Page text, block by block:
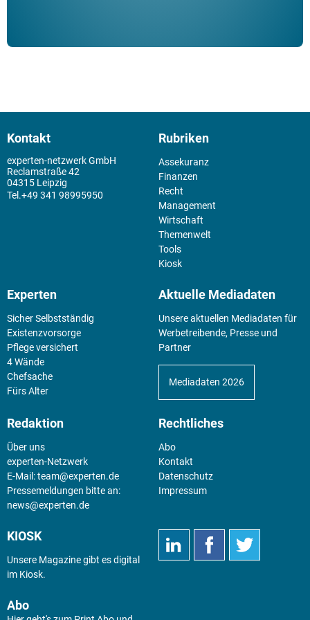
Kontakt
experten-netzwerk GmbH
Reclamstraße 42
04315 Leipzig
+49 341 98995950
Rubriken
Assekuranz
Finanzen
Recht
Management
Wirtschaft
Themenwelt
Tools
Kiosk
Experten
Sicher Selbstständig
Existenz­vorsorge
Pflege versichert
4 Wände
Chefsache
Fürs Alter
Aktuelle Mediadaten
Unsere aktuellen Mediadaten für
Werbetreibende, Presse und
Partner
Mediadaten 2026
Redaktion
Über uns
experten-Netzwerk
E-Mail:team@experten.de
Pressemeldungen bitte an:
news@experten.de
Rechtliches
Abo
Kontakt
Datenschutz
Impressum
KIOSK
Unsere Magazine gibt es digital
im Kiosk.
Abo